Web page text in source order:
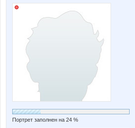
Портрет заполнен на 24 %